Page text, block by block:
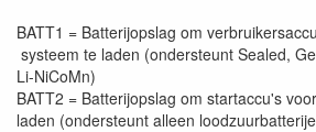
BATT1 = Batterijopslag om
systeem te laden (ondersteunt Sealed,
Li-NiCoMn)
BATT2 = Batterijopslag om startaccu's
laden (ondersteunt alleen